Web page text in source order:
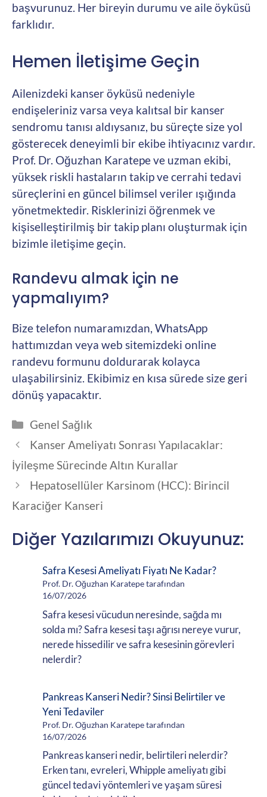
başvurunuz. Her bireyin durumu ve aile öyküsü
farklıdır.
Hemen İletişime Geçin
Ailenizdeki kanser öyküsü nedeniyle
endişeleriniz varsa veya kalıtsal bir kanser
sendromu tanısı aldıysanız, bu süreçte size yol
gösterecek deneyimli bir ekibe ihtiyacınız vardır.
Prof. Dr. Oğuzhan Karatepe ve uzman ekibi,
yüksek riskli hastaların takip ve cerrahi tedavi
süreçlerini en güncel bilimsel veriler ışığında
yönetmektedir. Risklerinizi öğrenmek ve
kişiselleştirilmiş bir takip planı oluşturmak için
bizimle iletişime geçin.
Randevu almak için ne
yapmalıyım?
Bize telefon numaramızdan, WhatsApp
hattımızdan veya web sitemizdeki online
randevu formunu doldurarak kolayca
ulaşabilirsiniz. Ekibimiz en kısa sürede size geri
dönüş yapacaktır.
Kategoriler
Genel Sağlık
Kanser Ameliyatı Sonrası Yapılacaklar:
İyileşme Sürecinde Altın Kurallar
Hepatosellüler Karsinom (HCC): Birincil
Karaciğer Kanseri
Diğer Yazılarımızı Okuyunuz:
Safra Kesesi Ameliyatı Fiyatı Ne Kadar?
Prof. Dr. Oğuzhan Karatepe tarafından
16/07/2026
Safra kesesi vücudun neresinde, sağda mı
solda mı? Safra kesesi taşı ağrısı nereye vurur,
nerede hissedilir ve safra kesesinin görevleri
nelerdir?
Pankreas Kanseri Nedir? Sinsi Belirtiler ve
Yeni Tedaviler
Prof. Dr. Oğuzhan Karatepe tarafından
16/07/2026
Pankreas kanseri nedir, belirtileri nelerdir?
Erken tanı, evreleri, Whipple ameliyatı gibi
güncel tedavi yöntemleri ve yaşam süresi